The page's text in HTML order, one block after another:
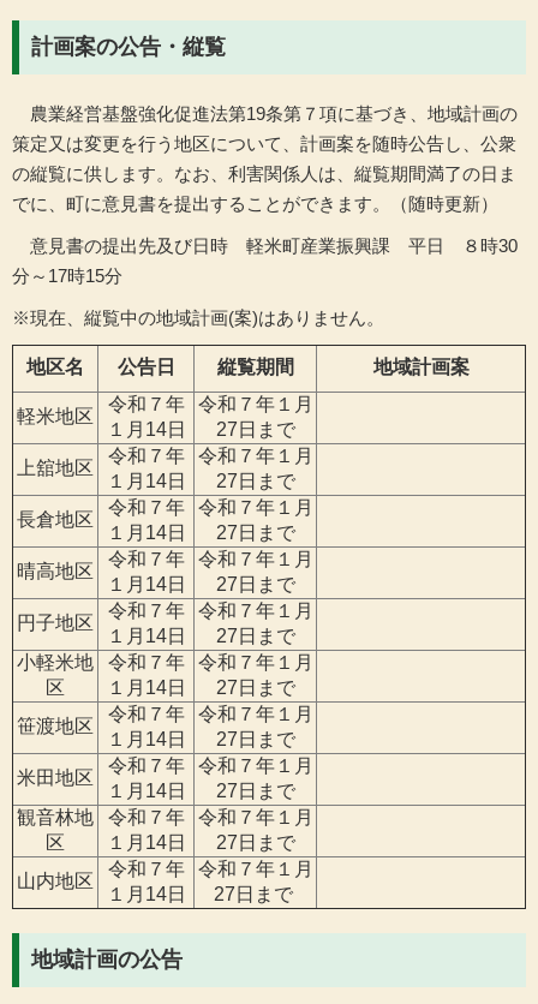
計画案の公告・縦覧
農業経営基盤強化促進法第19条第７項に基づき、地域計画の
策定又は変更を行う地区について、計画案を随時公告し、公衆
の縦覧に供します。なお、利害関係人は、縦覧期間満了の日ま
でに、町に意見書を提出することができます。（随時更新）
意見書の提出先及び日時 軽米町産業振興課 平日 ８時30
分～17時15分
※現在、縦覧中の地域計画(案)はありません。
地区名 公告日 縦覧期間 地域計画案
軽米地区
令和７年
１月14日
令和７年１月
27日まで
上舘地区
令和７年
１月14日
令和７年１月
27日まで
長倉地区
令和７年
１月14日
令和７年１月
27日まで
晴高地区
令和７年
１月14日
令和７年１月
27日まで
円子地区
令和７年
１月14日
令和７年１月
27日まで
小軽米地
区
令和７年
１月14日
令和７年１月
27日まで
笹渡地区
令和７年
１月14日
令和７年１月
27日まで
米田地区
令和７年
１月14日
令和７年１月
27日まで
観音林地
区
令和７年
１月14日
令和７年１月
27日まで
山内地区
令和７年
１月14日
令和７年１月
27日まで
地域計画の公告